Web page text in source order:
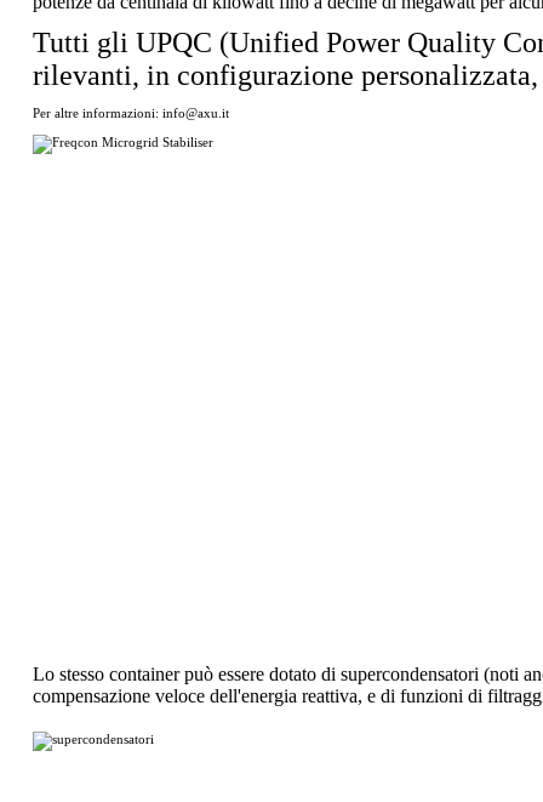
Tutti gli UPQC (Unified Power Quality
rilevanti, in configurazione personalizzata,
Per altre informazioni: info@axu.it
Lo stesso container può essere dotato di supercondensatori (noti
compensazione veloce dell'energia reattiva, e di funzioni di